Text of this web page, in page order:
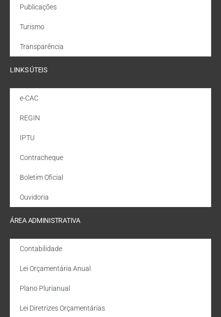
Publicações
Turismo
Transparência
LINKS ÚTEIS
e-CAC
REGIN
IPTU
Contracheque
Boletim Oficial
Ouvidoria
ÁREA ADMINISTRATIVA
Contabilidade
Lei Orçamentária Anual
Plano Plurianual
Lei Diretrizes Orçamentárias